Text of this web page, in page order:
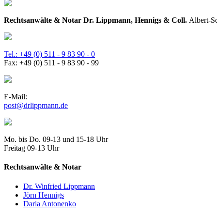
Rechtsanwälte & Notar Dr. Lippmann, Hennigs & Coll. Albert-
Tel.: +49 (0) 511 - 9 83 90 - 0
Fax: +49 (0) 511 - 9 83 90 - 99
E-Mail:
Mo. bis Do. 09-13 und 15-18 Uhr
Freitag 09-13 Uhr
Rechtsanwälte & Notar
Dr. Winfried Lippmann
Jörn Hennigs
Daria Antonenko